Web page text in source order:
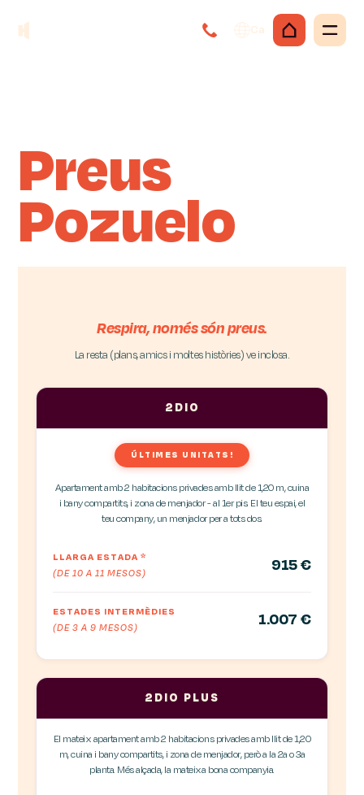
Ca
Preus
Pozuelo
Respira, només són preus.
La resta (plans, amics i moltes històries) ve inclosa.
2DIO
ÚLTIMES UNITATS!
Apartament amb 2 habitacions privades amb llit de 1,20 m, cuina
i bany compartits, i zona de menjador - al 1er pis. El teu espai, el
teu company, un menjador per a tots dos.
LLARGA ESTADA*
(DE 10 A 11 MESOS)
915 €
ESTADES INTERMÈDIES
(DE 3 A 9 MESOS)
1.007 €
2DIO PLUS
El mateix apartament amb 2 habitacions privades amb llit de 1,20
m, cuina i bany compartits, i zona de menjador, però a la 2a o 3a
planta. Més alçada, la mateixa bona companyia.